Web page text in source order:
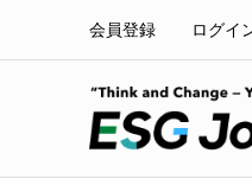
会員登録 ログイ